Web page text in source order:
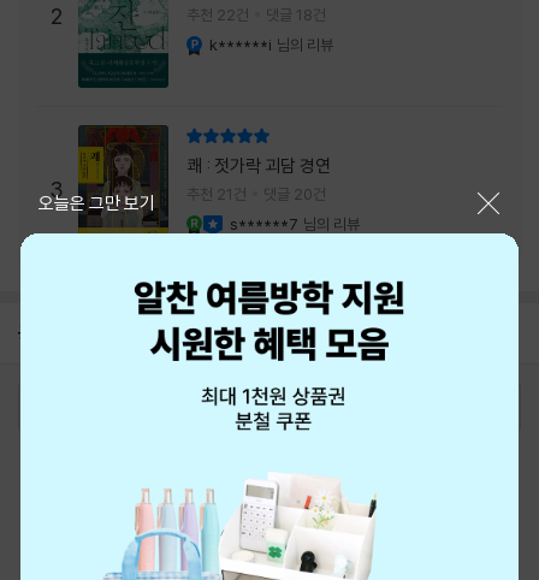
2
주는 실감과 미스터리 사건의 치밀함이 이루어
내는 최상의 시너지...
추천 22건 댓글 18건
k******i 님의 리뷰
3
쾌 : 젓가락 괴담 경연
추천 21건 댓글 20건
s******7 님의 리뷰
공지 8월 신용카드 무이자할부 안내
오늘은 그만 보기
최근 본 상품
eBook 1:1문의/채팅상담
예스이십사(주) 사업자 정보
이용약관
개인정보처리방침
청소년보호정책